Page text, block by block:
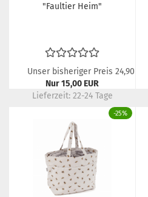
"Faultier Heim"
Unser bisheriger Preis 24,90 EUR
Nur 15,00 EUR
Lieferzeit: 22-24 Tage
-25%